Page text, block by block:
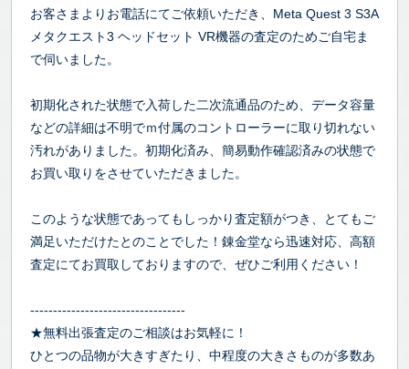
お客さまよりお電話にてご依頼いただき、Meta Quest 3 S3A
メタクエスト3 ヘッドセット VR機器の査定のためご自宅ま
で伺いました。
初期化された状態で入荷した二次流通品のため、データ容量
などの詳細は不明でｍ付属のコントローラーに取り切れない
汚れがありました。初期化済み、簡易動作確認済みの状態で
お買い取りをさせていただきました。
このような状態であってもしっかり査定額がつき、とてもご
満足いただけたとのことでした！錬金堂なら迅速対応、高額
査定にてお買取しておりますので、ぜひご利用ください！
----------------------------------
★無料出張査定のご相談はお気軽に！
ひとつの品物が大きすぎたり、中程度の大きさものが多数あ